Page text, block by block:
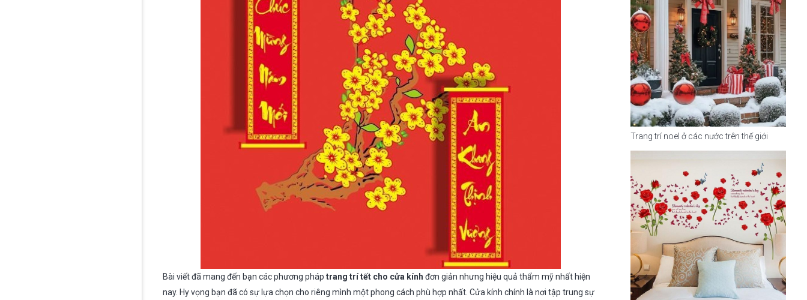
Bài viết đã mang đến bạn các phương pháp trang trí tết cho cửa kính đơn giản nhưng hiệu quả thẩm mỹ nhất hiện
nay. Hy vọng bạn đã có sự lựa chọn cho riêng mình một phong cách phù hợp nhất. Cửa kính chính là nơi tập trung sự
Trang trí noel ở các nước trên thế giới